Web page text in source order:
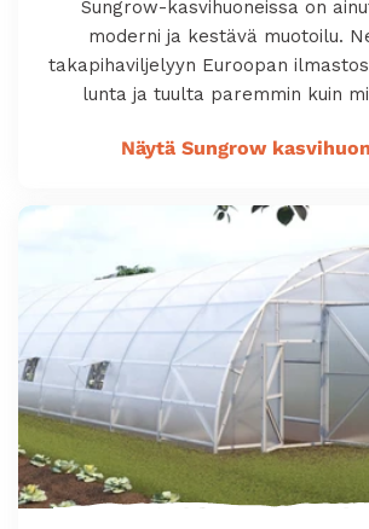
Sungrow-kasvihuoneissa on
moderni ja kestävä muotoilu.
takapihaviljelyyn Euroopan
lunta ja tuulta paremmin kuin
Näytä Sungrow